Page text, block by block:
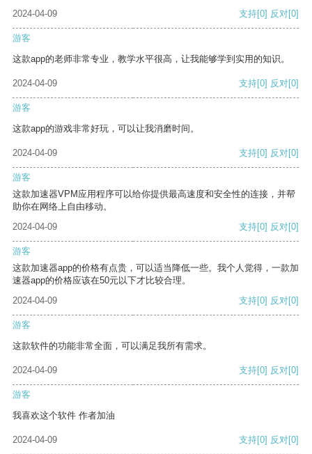
2024-04-09 支持[0] 反对[0]
游客
这款app的老师非常专业，教学水平很高，让我能够学到实用的知识。
2024-04-09 支持[0] 反对[0]
游客
这款app的游戏非常好玩，可以让我消磨时间。
2024-04-09 支持[0] 反对[0]
游客
这款加速器VPM应用程序可以给你提供最高速度和安全性的连接，并帮
助你在网络上自由移动。
2024-04-09
支持[0] 反对[0]
游客
这款加速器app的价格有点贵，可以适当降低一些。我个人觉得，一款加
速器app的价格应该在50元以下才比较合理。
2024-04-09
支持[0] 反对[0]
游客
这款软件的功能非常全面，可以满足我所有需求。
2024-04-09 支持[0] 反对[0]
游客
我喜欢这个软件 作者加油
2024-04-09 支持[0] 反对[0]